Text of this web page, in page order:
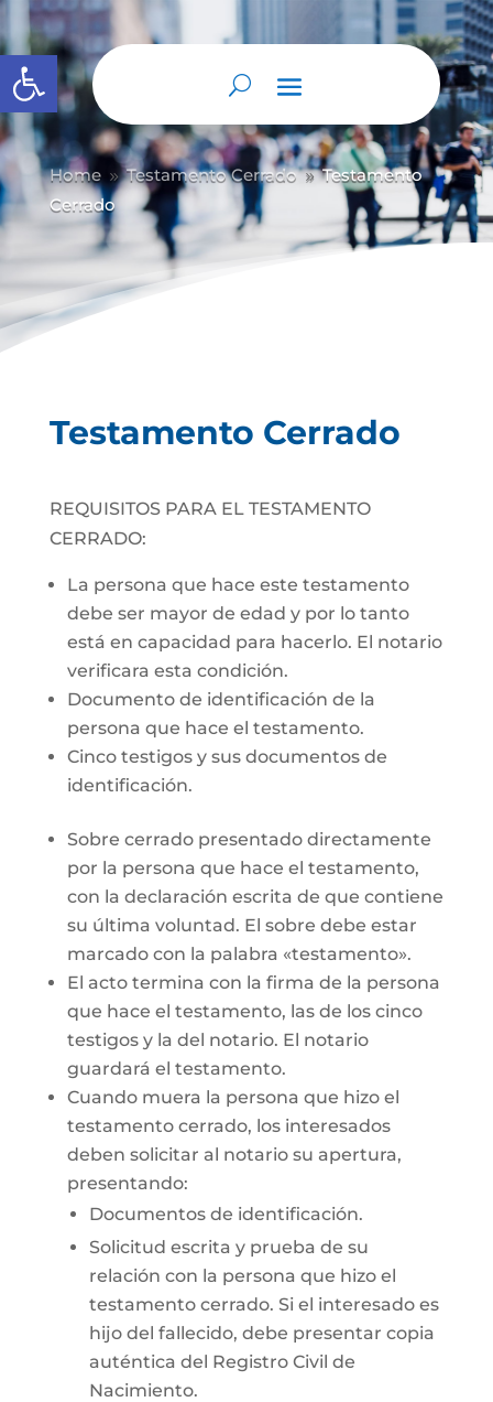
Abrir barra de herramientas
Home 9 Testamento Cerrado 9 Testamento
Cerrado
Testamento Cerrado
REQUISITOS PARA EL TESTAMENTO
CERRADO:
La persona que hace este testamento
debe ser mayor de edad y por lo tanto
está en capacidad para hacerlo. El notario
verificara esta condición.
Documento de identificación de la
persona que hace el testamento.
Cinco testigos y sus documentos de
identificación.
Sobre cerrado presentado directamente
por la persona que hace el testamento,
con la declaración escrita de que contiene
su última voluntad. El sobre debe estar
marcado con la palabra «testamento».
El acto termina con la firma de la persona
que hace el testamento, las de los cinco
testigos y la del notario. El notario
guardará el testamento.
Cuando muera la persona que hizo el
testamento cerrado, los interesados
deben solicitar al notario su apertura,
presentando:
Documentos de identificación.
Solicitud escrita y prueba de su
relación con la persona que hizo el
testamento cerrado. Si el interesado es
hijo del fallecido, debe presentar copia
auténtica del Registro Civil de
Nacimiento.